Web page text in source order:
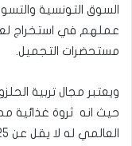
السوق التونسية
عملهم في استخراج
مستحضرات التجميل.
ويعتبر مجال تربية
حيث انه ثروة غذائية
العالمي له لا يقل عن 425 ألف طن.